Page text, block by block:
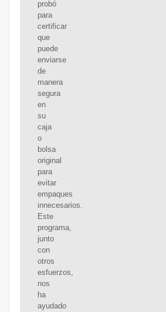
probó
para
certificar
que
puede
enviarse
de
manera
segura
en
su
caja
o
bolsa
original
para
evitar
empaques
innecesarios.
Este
programa,
junto
con
otros
esfuerzos,
nos
ha
ayudado